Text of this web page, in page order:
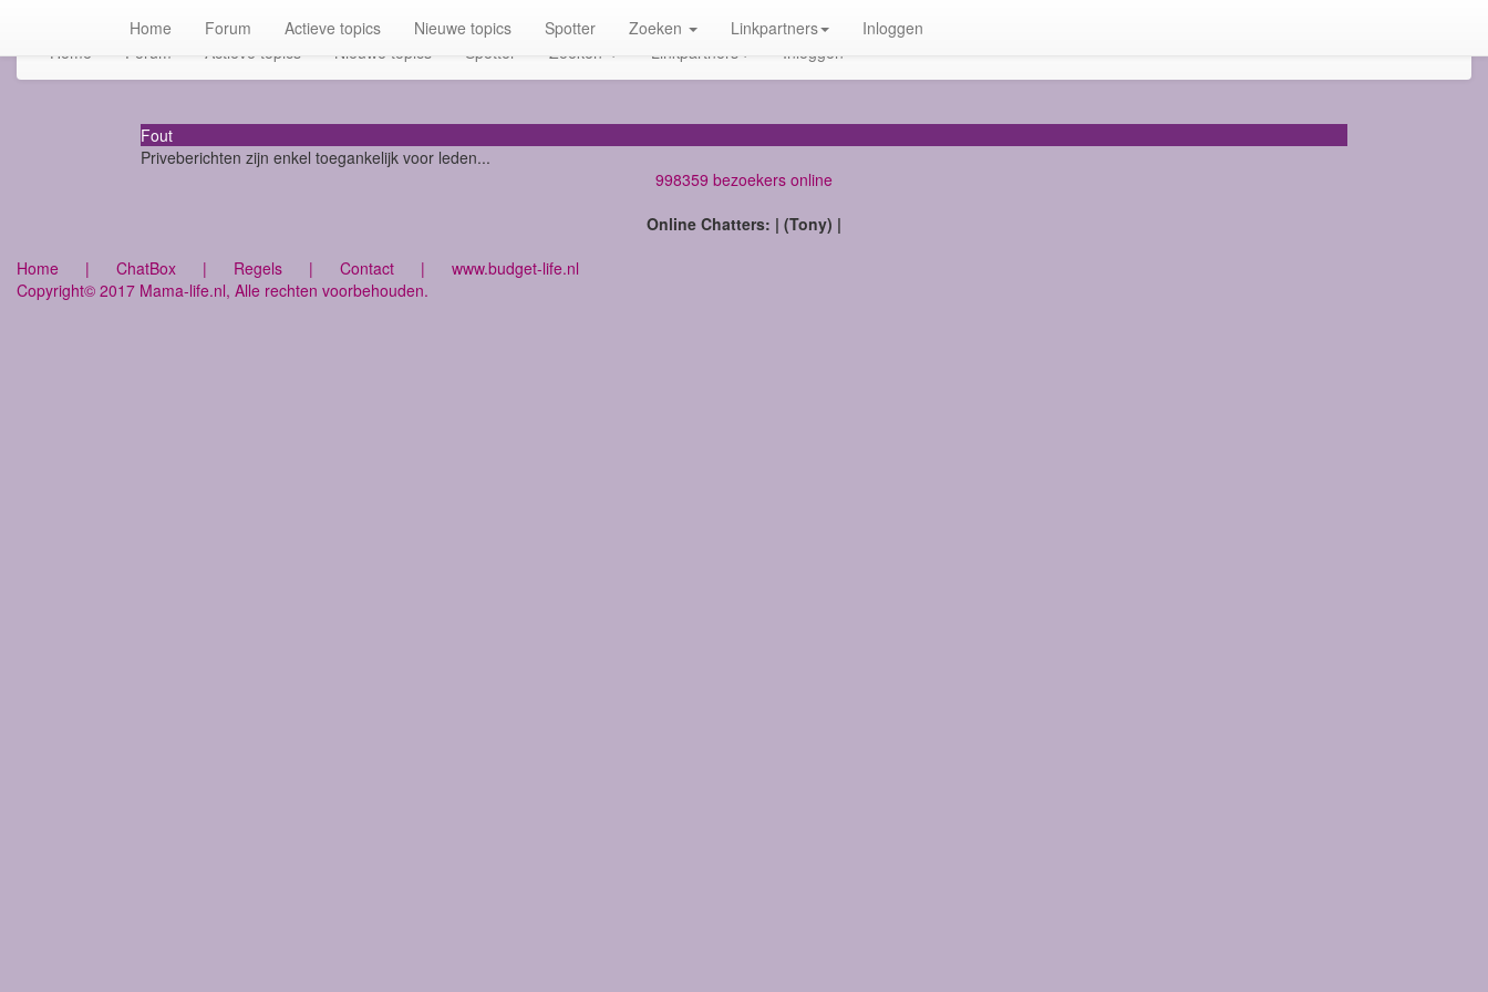
Home Forum Actieve topics Nieuwe topics Spotter Zoeken Linkpartners Inloggen
Home Forum Actieve topics Nieuwe topics Spotter Zoeken Linkpartners Inloggen
Fout
Priveberichten zijn enkel toegankelijk voor leden...
998359 bezoekers online
Online Chatters: | (Tony) |
Home | ChatBox | Regels | Contact | www.budget-life.nl
Copyright© 2017 Mama-life.nl, Alle rechten voorbehouden.